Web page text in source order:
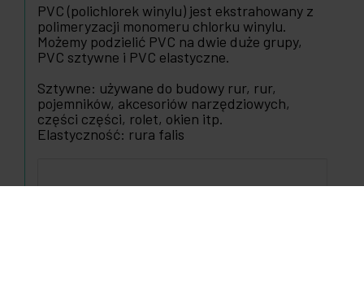
PVC (polichlorek winylu) jest ekstrahowany z
polimeryzacji monomeru chlorku winylu.
Możemy podzielić PVC na dwie duże grupy,
PVC sztywne i PVC elastyczne.
Sztywne: używane do budowy rur, rur,
pojemników, akcesoriów narzędziowych,
części części, rolet, okien itp.
Elastyczność: rura falis